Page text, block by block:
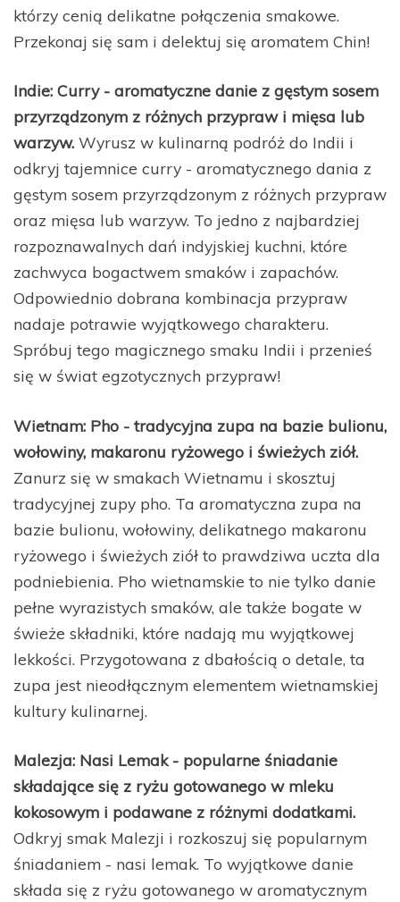
którzy cenią delikatne połączenia smakowe.
Przekonaj się sam i delektuj się aromatem Chin!
Indie: Curry - aromatyczne danie z gęstym sosem
przyrządzonym z różnych przypraw i mięsa lub
warzyw. Wyrusz w kulinarną podróż do Indii i
odkryj tajemnice curry - aromatycznego dania z
gęstym sosem przyrządzonym z różnych przypraw
oraz mięsa lub warzyw. To jedno z najbardziej
rozpoznawalnych dań indyjskiej kuchni, które
zachwyca bogactwem smaków i zapachów.
Odpowiednio dobrana kombinacja przypraw
nadaje potrawie wyjątkowego charakteru.
Spróbuj tego magicznego smaku Indii i przenieś
się w świat egzotycznych przypraw!
Wietnam: Pho - tradycyjna zupa na bazie bulionu,
wołowiny, makaronu ryżowego i świeżych ziół.
Zanurz się w smakach Wietnamu i skosztuj
tradycyjnej zupy pho. Ta aromatyczna zupa na
bazie bulionu, wołowiny, delikatnego makaronu
ryżowego i świeżych ziół to prawdziwa uczta dla
podniebienia. Pho wietnamskie to nie tylko danie
pełne wyrazistych smaków, ale także bogate w
świeże składniki, które nadają mu wyjątkowej
lekkości. Przygotowana z dbałością o detale, ta
zupa jest nieodłącznym elementem wietnamskiej
kultury kulinarnej.
Malezja: Nasi Lemak - popularne śniadanie
składające się z ryżu gotowanego w mleku
kokosowym i podawane z różnymi dodatkami.
Odkryj smak Malezji i rozkoszuj się popularnym
śniadaniem - nasi lemak. To wyjątkowe danie
składa się z ryżu gotowanego w aromatycznym